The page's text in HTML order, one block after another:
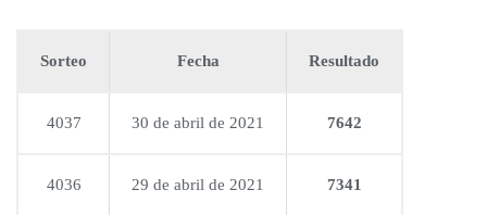
Sorteo Fecha Resultado
4037 30 de abril de 2021 7642
4036 29 de abril de 2021 7341